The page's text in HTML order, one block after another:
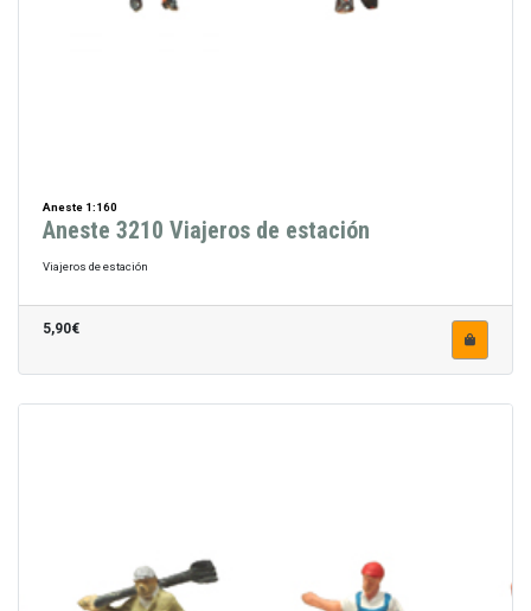
Aneste 1:160
Aneste 3210 Viajeros de estación
Viajeros de estación
5,90€